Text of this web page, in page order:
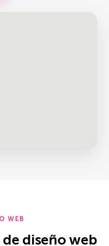
WEB
diseño web